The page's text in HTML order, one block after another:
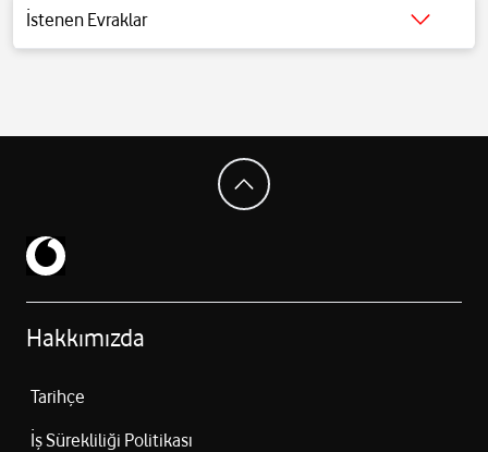
100W HyperCharge (0–100% ≈ 40 dakika)
NFC
Stereo hoparlörler
Dolby Atmos
İstenen Evraklar
Detaylı bilgi içintıklayınız.
Hakkımızda
Tarihçe
İş Sürekliliği Politikası